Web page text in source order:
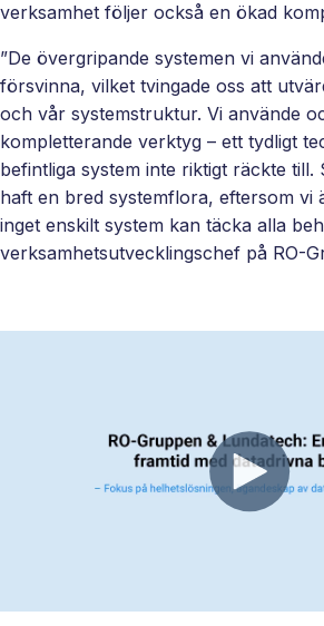
Ett enkelt
sätt att
paketera
nya
erbjudanden
och öppna
nya
marknader,
ni äger
affären, vi
verksamhet följer också en ökad
”De övergripande systemen vi
försvinna, vilket tvingade oss att
och vår systemstruktur. Vi använde
kompletterande verktyg – ett tydligt
befintliga system inte riktigt räckte till.
haft en bred systemflora, eftersom vi
inget enskilt system kan täcka alla
verksamhetsutvecklingschef på RO-